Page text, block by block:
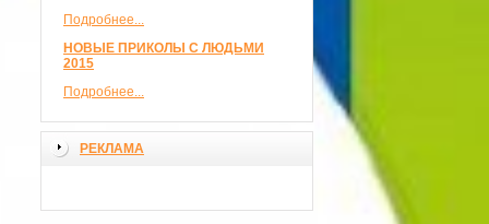
Подробнее...
НОВЫЕ ПРИКОЛЫ С ЛЮДЬМИ
2015
Подробнее...
РЕКЛАМА